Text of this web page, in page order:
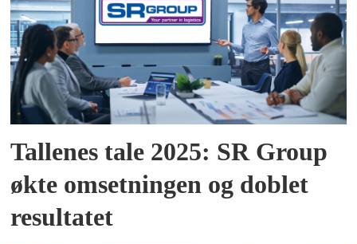
Tallenes tale 2025: SR Group
økte omsetningen og doblet
resultatet